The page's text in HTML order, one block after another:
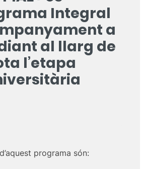
Integral
a
al llarg de
l’etapa
programa són: